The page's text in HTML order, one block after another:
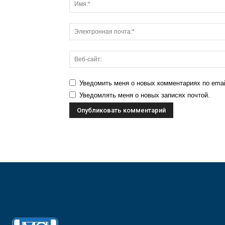
Уведомить меня о новых комментариях по
Уведомлять меня о новых записях почтой.